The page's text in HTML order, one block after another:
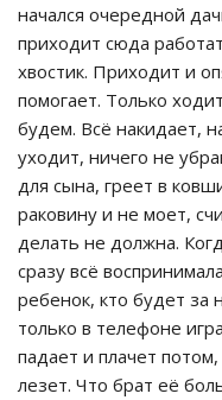
начался очередной
приходит сюда
хвостик. Приходит и
помогает. Только
будем. Всё накидает,
уходит, ничего не
для сына, греет в
раковину и не моет,
делать не должна.
сразу всё
ребенок, кто будет за
только в телефоне
падает и плачет
лезет. Что брат её